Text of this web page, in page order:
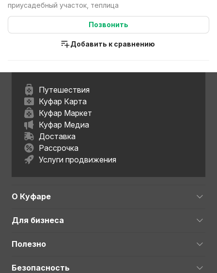
приусадебный участок, теплица
Позвонить
Добавить к сравнению
Путешествия
Куфар Карта
Куфар Маркет
Куфар Медиа
Доставка
Рассрочка
Услуги продвижения
О Куфаре
Для бизнеса
Полезно
Безопасность